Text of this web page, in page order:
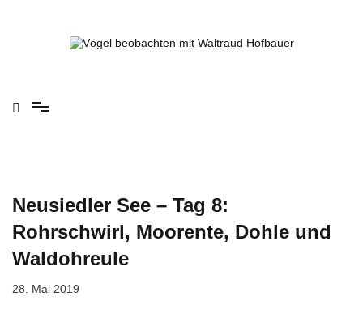
Neusiedler See – Tag 8:
Rohrschwirl, Moorente, Dohle und
Waldohreule
28. Mai 2019